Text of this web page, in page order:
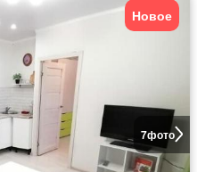
7фото
Новое